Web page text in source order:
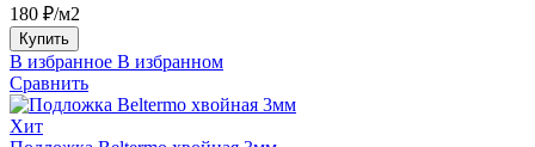
180 ₽/м2
Купить
В избранное В избранном
Сравнить
Хит